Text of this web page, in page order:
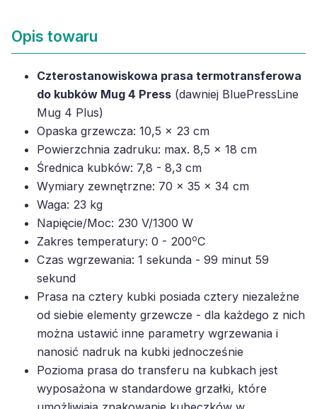
Opis towaru
Czterostanowiskowa prasa termotransferowa
do kubków Mug 4 Press (dawniej BluePressLine
Mug 4 Plus)
Opaska grzewcza: 10,5 x 23 cm
Powierzchnia zadruku: max. 8,5 x 18 cm
Średnica kubków: 7,8 - 8,3 cm
Wymiary zewnętrzne: 70 x 35 x 34 cm
Waga: 23 kg
Napięcie/Moc: 230 V/1300 W
Zakres temperatury: 0 - 200oC
Czas wgrzewania: 1 sekunda - 99 minut 59
sekund
Prasa na cztery kubki posiada cztery niezależne
od siebie elementy grzewcze - dla każdego z nich
można ustawić inne parametry wgrzewania i
nanosić nadruk na kubki jednocześnie
Pozioma prasa do transferu na kubkach jest
wyposażona w standardowe grzałki, które